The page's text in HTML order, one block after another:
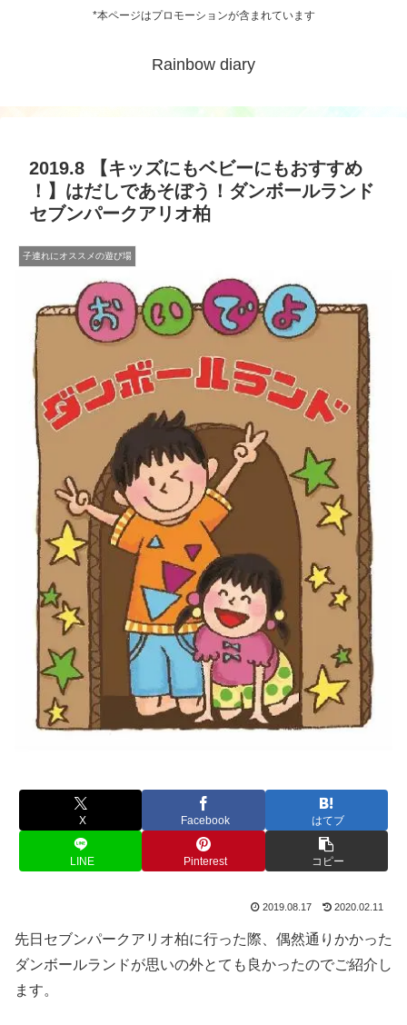
*本ページはプロモーションが含まれています
Rainbow diary
2019.8 【キッズにもベビーにもおすすめ
！】はだしであそぼう！ダンボールランド
セブンパークアリオ柏
子連れにオススメの遊び場
X Facebook はてブ
LINE Pinterest コピー
2019.08.17 2020.02.11
先日セブンパークアリオ柏に行った際、偶然通りかかった
ダンボールランドが思いの外とても良かったのでご紹介し
ます。